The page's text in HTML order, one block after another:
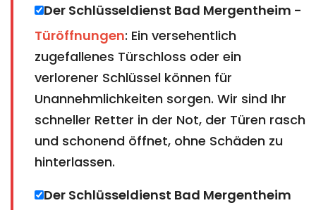
Der Schlüsseldienst Bad Mergentheim​​​​​​​ -
Türöffnungen: Ein versehentlich
zugefallenes Türschloss oder ein
verlorener Schlüssel können für
Unannehmlichkeiten sorgen. Wir sind Ihr
schneller Retter in der Not, der Türen rasch
und schonend öffnet, ohne Schäden zu
hinterlassen.
Der Schlüsseldienst Bad Mergentheim​​​​​​​